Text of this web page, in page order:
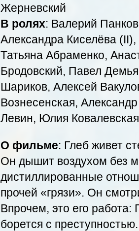
Жерневский
В ролях: Валерий
Александра Киселёва
Татьяна Абраменко,
Бродовский, Павел
Шариков, Алексей
Вознесенская,
Левин, Юлия Ковалевская
О фильме: Глеб живет
Он дышит воздухом без
дистиллированные
прочей «грязи». Он
Впрочем, это его
борется с